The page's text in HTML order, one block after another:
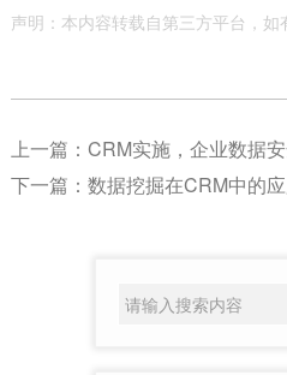
声明：本内容转载自第三方平台，
上一篇： CRM实施，企业数据
下一篇： 数据挖掘在CRM中的